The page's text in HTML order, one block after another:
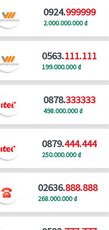
0924.999999
2.000.000.000 ₫
0563.111.111
199.000.000 ₫
0878.333333
498.000.000 ₫
0879.444.444
250.000.000 ₫
02636.888.888
268.000.000 ₫